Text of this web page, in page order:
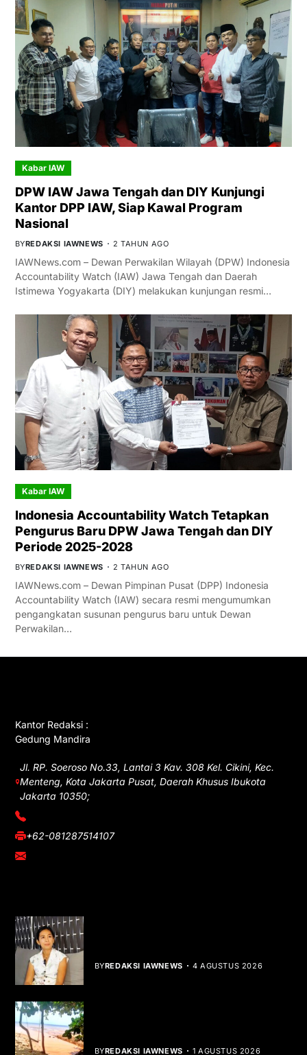
Kabar IAW
DPW IAW Jawa Tengah dan DIY Kunjungi
Kantor DPP IAW, Siap Kawal Program
Nasional
BYREDAKSI IAWNEWS 2 TAHUN AGO
IAWNews.com – Dewan Perwakilan Wilayah (DPW) Indonesia
Accountability Watch (IAW) Jawa Tengah dan Daerah
Istimewa Yogyakarta (DIY) melakukan kunjungan resmi…
Kabar IAW
Indonesia Accountability Watch Tetapkan
Pengurus Baru DPW Jawa Tengah dan DIY
Periode 2025-2028
BYREDAKSI IAWNEWS 2 TAHUN AGO
IAWNews.com – Dewan Pimpinan Pusat (DPP) Indonesia
Accountability Watch (IAW) secara resmi mengumumkan
pengangkatan susunan pengurus baru untuk Dewan
Perwakilan…
Kantor Redaksi :
Gedung Mandira
Jl. RP. Soeroso No.33, Lantai 3 Kav. 308 Kel. Cikini, Kec.
Menteng, Kota Jakarta Pusat, Daerah Khusus Ibukota
Jakarta 10350;
(021) 3908026
+62-081287514107
adm@iawnews.com
BYREDAKSI IAWNEWS 4 AGUSTUS 2026
BYREDAKSI IAWNEWS 1 AGUSTUS 2026